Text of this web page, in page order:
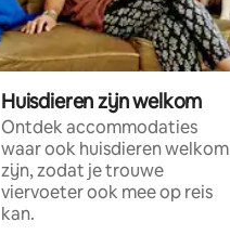
Huisdieren zijn welkom
Ontdek accommodaties
waar ook huisdieren welkom
zijn, zodat je trouwe
viervoeter ook mee op reis
kan.